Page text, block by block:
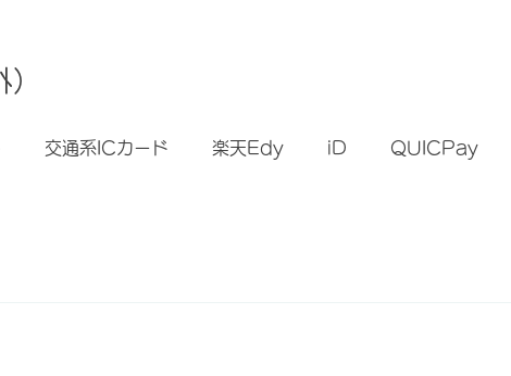
交通系ICカード 楽天Edy iD QUICPay